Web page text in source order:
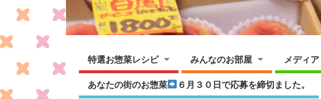
特選お惣菜レシピ みんなのお部屋 メディア
あなたの街のお惣菜 ６月３０日で応募を締切ました。